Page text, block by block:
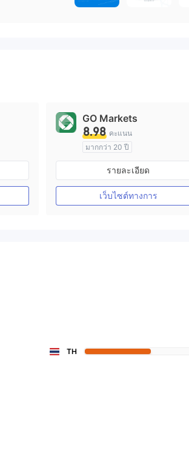
GO Markets
8.98 คะแนน
มากกว่า 20 ปี
การกำกับดูแล ออสเตรเลีย
cTrader
รายละเอียด
เว็บไซต์ทางการ
TH